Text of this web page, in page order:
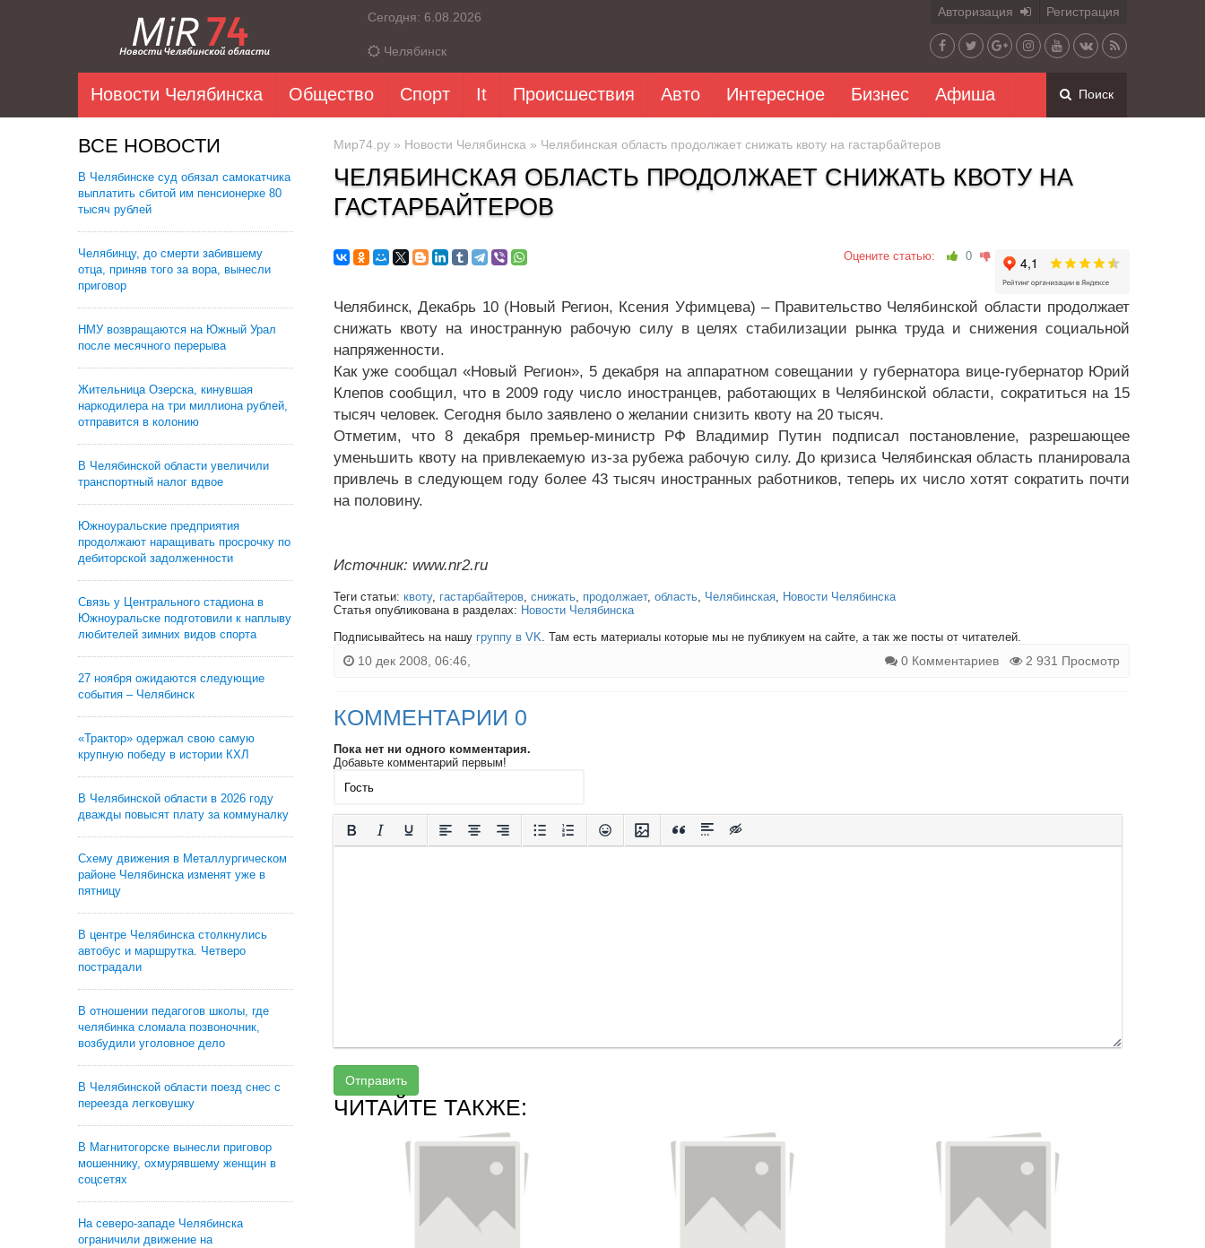
Сегодня: 6.08.2026
Челябинск
Авторизация Регистрация
Новости Челябинска Общество Спорт It Происшествия Авто Интересное Бизнес Афиша Поиск
ВСЕ НОВОСТИ
В Челябинске суд обязал самокатчика
выплатить сбитой им пенсионерке 80
тысяч рублей
Челябинцу, до смерти забившему
отца, приняв того за вора, вынесли
приговор
НМУ возвращаются на Южный Урал
после месячного перерыва
Жительница Озерска, кинувшая
наркодилера на три миллиона рублей,
отправится в колонию
В Челябинской области увеличили
транспортный налог вдвое
Южноуральские предприятия
продолжают наращивать просрочку по
дебиторской задолженности
Связь у Центрального стадиона в
Южноуральске подготовили к наплыву
любителей зимних видов спорта
27 ноября ожидаются следующие
события – Челябинск
«Трактор» одержал свою самую
крупную победу в истории КХЛ
В Челябинской области в 2026 году
дважды повысят плату за коммуналку
Схему движения в Металлургическом
районе Челябинска изменят уже в
пятницу
В центре Челябинска столкнулись
автобус и маршрутка. Четверо
пострадали
В отношении педагогов школы, где
челябинка сломала позвоночник,
возбудили уголовное дело
В Челябинской области поезд снес с
переезда легковушку
В Магнитогорске вынесли приговор
мошеннику, охмурявшему женщин в
соцсетях
На северо-западе Челябинска
ограничили движение на
Мир74.ру » Новости Челябинска » Челябинская область продолжает снижать квоту на гастарбайтеров
ЧЕЛЯБИНСКАЯ ОБЛАСТЬ ПРОДОЛЖАЕТ СНИЖАТЬ КВОТУ НА
ГАСТАРБАЙТЕРОВ
Оцените статью: 0
Челябинск, Декабрь 10 (Новый Регион, Ксения Уфимцева) – Правительство Челябинской области продолжает
снижать квоту на иностранную рабочую силу в целях стабилизации рынка труда и снижения социальной
напряженности.
Как уже сообщал «Новый Регион», 5 декабря на аппаратном совещании у губернатора вице-губернатор Юрий
Клепов сообщил, что в 2009 году число иностранцев, работающих в Челябинской области, сократиться на 15
тысяч человек. Сегодня было заявлено о желании снизить квоту на 20 тысяч.
Отметим, что 8 декабря премьер-министр РФ Владимир Путин подписал постановление, разрешающее
уменьшить квоту на привлекаемую из-за рубежа рабочую силу. До кризиса Челябинская область планировала
привлечь в следующем году более 43 тысяч иностранных работников, теперь их число хотят сократить почти
на половину.
Источник: www.nr2.ru
Теги статьи: квоту, гастарбайтеров, снижать, продолжает, область, Челябинская, Новости Челябинска
Статья опубликована в разделах: Новости Челябинска
Подписывайтесь на нашу группу в VK. Там есть материалы которые мы не публикуем на сайте, а так же посты от читателей.
10 дек 2008, 06:46, 0 Комментариев 2 931 Просмотр
КОММЕНТАРИИ 0
Пока нет ни одного комментария.
Добавьте комментарий первым!
Отправить
ЧИТАЙТЕ ТАКЖЕ: